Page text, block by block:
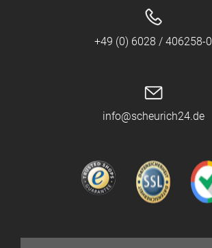
+49 (0) 6028 / 406258-0
info@scheurich24.de